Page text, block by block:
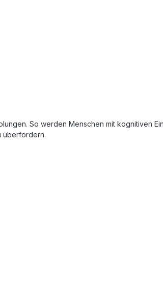
So werden Menschen mit kognitiven
überfordern.